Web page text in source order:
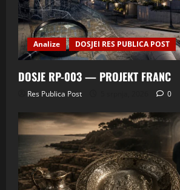
Analize DOSJEI RES PUBLICA POST
DOSJE RP-003 — PROJEKT FRANC
Res Publica Post 0